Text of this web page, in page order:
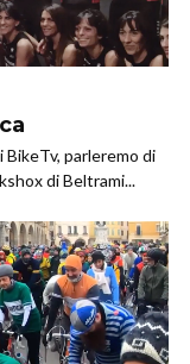
BikeTv, parleremo di
di Beltrami...